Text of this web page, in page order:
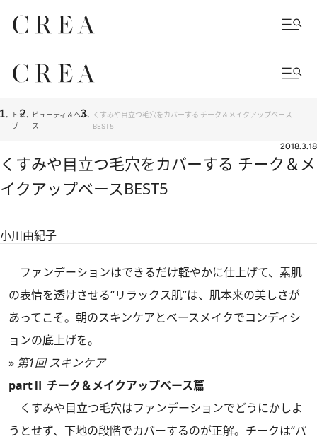
トッ
プ
ビューティ＆ヘル
ス
くすみや目立つ毛穴をカバーする チーク＆メイクアップベース
BEST5
2018.3.18
くすみや目立つ毛穴をカバーする チーク＆メ
イクアップベースBEST5
小川由紀子
ファンデーションはできるだけ軽やかに仕上げて、素肌
の表情を透けさせる“リラックス肌”は、肌本来の美しさが
あってこそ。朝のスキンケアとベースメイクでコンディシ
ョンの底上げを。
» 第1回 スキンケア
partⅡ チーク＆メイクアップベース篇
くすみや目立つ毛穴はファンデーションでどうにかしよ
うとせず、下地の段階でカバーするのが正解。チークは“パ